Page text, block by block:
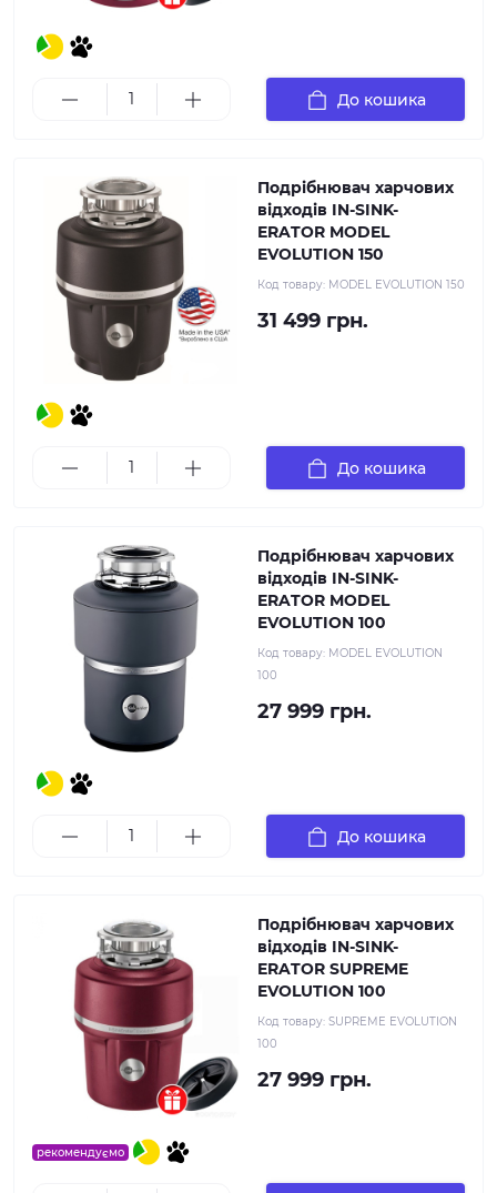
До кошика
Подрібнювач харчових
відходів IN-SINK-
ERATOR MODEL
EVOLUTION 150
Код товару: MODEL EVOLUTION 150
31 499 грн.
До кошика
Подрібнювач харчових
відходів IN-SINK-
ERATOR MODEL
EVOLUTION 100
Код товару: MODEL EVOLUTION
100
27 999 грн.
До кошика
рекомендуємо
Подрібнювач харчових
відходів IN-SINK-
ERATOR SUPREME
EVOLUTION 100
Код товару: SUPREME EVOLUTION
100
27 999 грн.